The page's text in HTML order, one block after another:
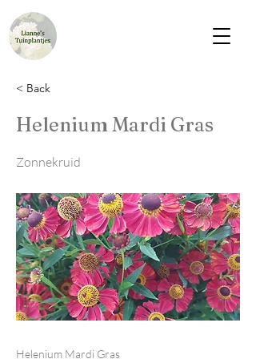
< Back
Helenium Mardi Gras
Zonnekruid
Helenium Mardi Gras